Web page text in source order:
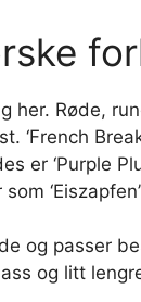
Røde,
‘French
er ‘Purple
og passer
og litt